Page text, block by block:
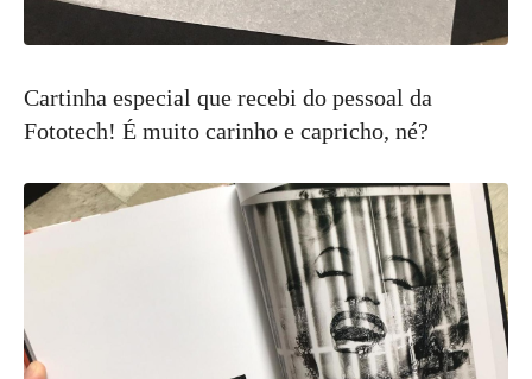
Cartinha especial que recebi do pessoal da
Fototech! É muito carinho e capricho, né?